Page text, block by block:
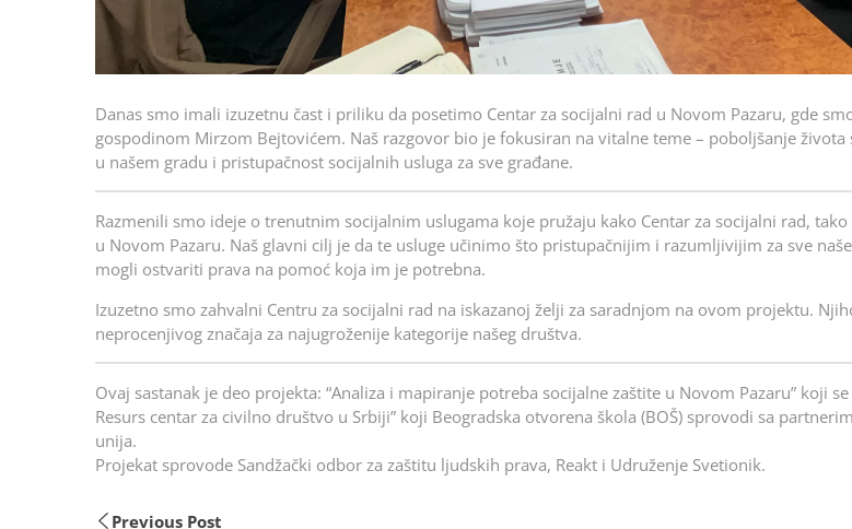
Danas smo imali izuzetnu čast i priliku da posetimo Centar za socijalni rad u Novom Pazaru, gde
gospodinom Mirzom Bejtovićem. Naš razgovor bio je fokusiran na vitalne teme – poboljšanje
u našem gradu i pristupačnost socijalnih usluga za sve građane.
Razmenili smo ideje o trenutnim socijalnim uslugama koje pružaju kako Centar za socijalni rad,
u Novom Pazaru. Naš glavni cilj je da te usluge učinimo što pristupačnijim i razumljivijim za sve
mogli ostvariti prava na pomoć koja im je potrebna.
Izuzetno smo zahvalni Centru za socijalni rad na iskazanoj želji za saradnjom na ovom projektu.
neprocenjivog značaja za najugroženije kategorije našeg društva.
Ovaj sastanak je deo projekta: “Analiza i mapiranje potreba socijalne zaštite u Novom Pazaru” koji
Resurs centar za civilno društvo u Srbiji” koji Beogradska otvorena škola (BOŠ) sprovodi sa
unija.
Projekat sprovode Sandžački odbor za zaštitu ljudskih prava, Reakt i Udruženje Svetionik.
Previous Post